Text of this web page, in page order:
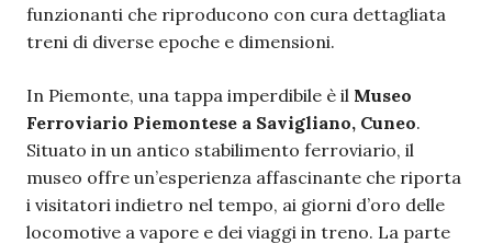
funzionanti che riproducono con cura dettagliata
treni di diverse epoche e dimensioni.
In Piemonte, una tappa imperdibile è il Museo
Ferroviario Piemontese a Savigliano, Cuneo.
Situato in un antico stabilimento ferroviario, il
museo offre un’esperienza affascinante che riporta
i visitatori indietro nel tempo, ai giorni d’oro delle
locomotive a vapore e dei viaggi in treno. La parte